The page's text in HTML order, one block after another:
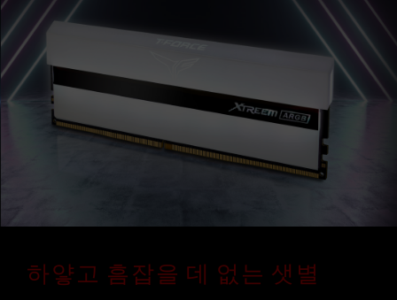
준을 초과해, 시스템 안정성에 영향을 미칠 수 있
습니다. 오버클럭으로 인한 시스템 불안정이 생길
경우 BIOS 기본값으로 복원하시길 바랍니다.
메모리 모듈에 기재된 주파수는 달성 가능한 최대
주파수이며, 모든 시스템에서 도달하지 못할 수
있습니다.
메인보드 및 프로세서가 해당 오버클럭 기술
(XMP 2.0)을 지원하는지 반드시 확인하십시오.
의 문제로 인한 고장은 해당 제조사에 문의하여
하얗고 흠잡을 데 없는 샛별